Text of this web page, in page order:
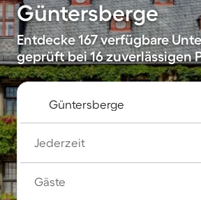
Güntersberge
Entdecke 167 verfügbare
geprüft bei 16 zuverlässigen
Jederzeit
Gäste